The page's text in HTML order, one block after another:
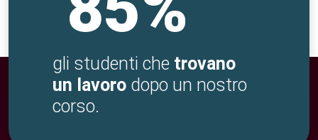
gli studenti che trovano
un lavoro dopo un nostro
corso.